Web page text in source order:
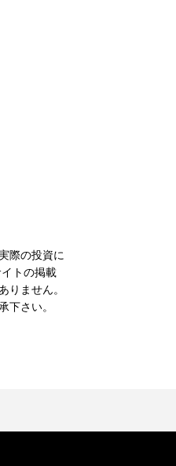
際の投資に
トの掲載
りません。
下さい。